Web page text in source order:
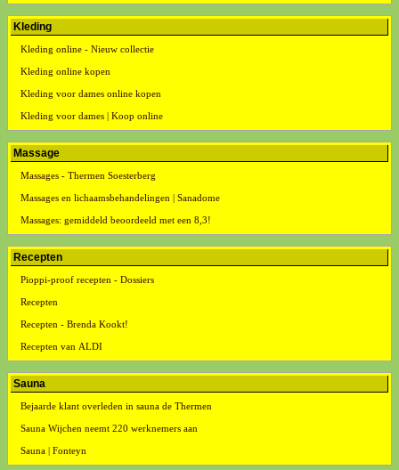
Kleding
Kleding online - Nieuw collectie
Kleding online kopen
Kleding voor dames online kopen
Kleding voor dames | Koop online
Massage
Massages - Thermen Soesterberg
Massages en lichaamsbehandelingen | Sanadome
Massages: gemiddeld beoordeeld met een 8,3!
Recepten
Pioppi-proof recepten - Dossiers
Recepten
Recepten - Brenda Kookt!
Recepten van ALDI
Sauna
Bejaarde klant overleden in sauna de Thermen
Sauna Wijchen neemt 220 werknemers aan
Sauna | Fonteyn